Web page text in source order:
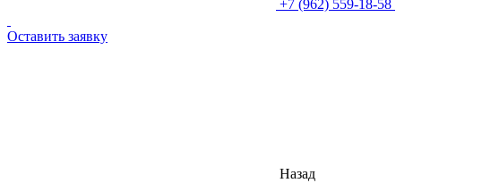
+7 (962) 559-18-58
Оставить заявку
Назад